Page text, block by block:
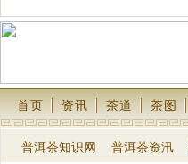
首页 资讯 茶道 茶图
普洱茶知识网 普洱茶资汛